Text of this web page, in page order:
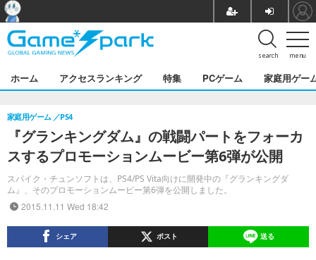
menu
search
ホーム アクセスランキング 特集 PCゲーム 家庭用ゲー
『グランキングダム』の戦闘パートをフォーカ
スするプロモーションムービー第6弾が公開
スパイク・チュンソフトは、PS4/PS Vita向けに開発中の『グランキングダ
ム』、そのプロモーションムービー第6弾を公開しました。
家庭用ゲーム PS4
2015.11.11 Wed 18:42
シェア ポスト 送る